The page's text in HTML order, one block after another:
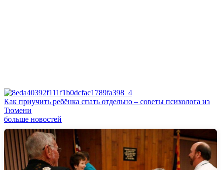
Как приучить ребёнка спать отдельно – советы психолога из
Тюмени
больше новостей